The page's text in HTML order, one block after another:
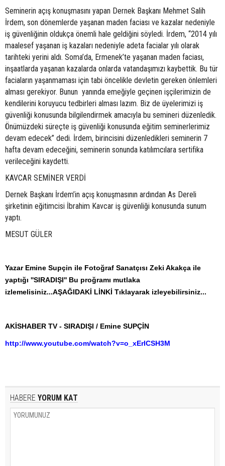
Seminerin açış konuşmasını yapan Dernek Başkanı Mehmet Salih
İrdem, son dönemlerde yaşanan maden faciası ve kazalar nedeniyle
iş güvenliğinin oldukça önemli hale geldiğini söyledi. İrdem, “2014 yılı
maalesef yaşanan iş kazaları nedeniyle adeta facialar yılı olarak
tarihteki yerini aldı. Soma’da, Ermenek’te yaşanan maden faciası,
inşaatlarda yaşanan kazalarda onlarda vatandaşımızı kaybettik. Bu tür
faciaların yaşanmaması için tabi öncelikle devletin gereken önlemleri
alması gerekiyor. Bunun yanında emeğiyle geçinen işçilerimizin de
kendilerini koruyucu tedbirleri alması lazım. Biz de üyelerimizi iş
güvenliği konusunda bilgilendirmek amacıyla bu semineri düzenledik.
Önümüzdeki süreçte iş güvenliği konusunda eğitim seminerlerimiz
devam edecek” dedi. İrdem, birincisini düzenledikleri seminerin 7
hafta devam edeceğini, seminerin sonunda katılımcılara sertifika
verileceğini kaydetti.
KAVCAR SEMİNER VERDİ
Dernek Başkanı İrdem’in açış konuşmasının ardından As Dereli
şirketinin eğitimcisi İbrahim Kavcar iş güvenliği konusunda sunum
yaptı.
MESUT GÜLER
Yazar Emine Supçin ile Fotoğraf Sanatçısı Zeki Akakça ile
yaptığı ''SIRADIŞI'' Bu proğramı mutlaka
izlemelisiniz...AŞAĞIDAKİ LİNKİ Tıklayarak izleyebilirsiniz...
AKİSHABER TV - SIRADIŞI / Emine SUPÇİN
http://www.youtube.com/watch?v=o_xErICSH3M
HABERE YORUM KAT